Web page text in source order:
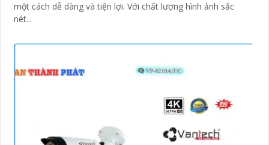
một cách dễ dàng và tiện lợi. Với chất lượng hình ảnh sắc
nét...